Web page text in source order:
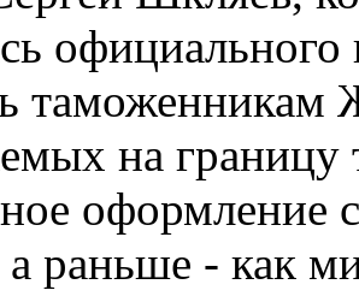
официального
таможенникам
на границу
оформление
а раньше - как